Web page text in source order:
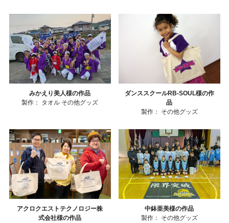
みかえり美人様の作品
製作： タオル その他グッズ
ダンススクールRB-SOUL様の作
品
製作：
その他グッズ
アクロクエストテクノロジー株
式会社様の作品
中鉢亜美様の作品
製作：
その他グッズ